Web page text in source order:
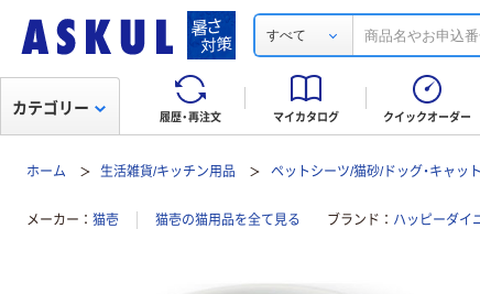
すべて
履歴・再注文 マイカタログ クイックオーダー
カテゴリー
ホーム 生活雑貨/キッチン用品 ペットシーツ/猫砂/ドッグ・キャッ
メーカー 猫壱 猫壱の猫用品を全て見る ブランド ハッピーダイ